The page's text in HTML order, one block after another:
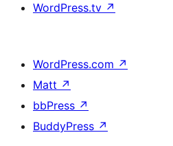
WordPress.tv ↗
WordPress.com ↗
Matt ↗
bbPress ↗
BuddyPress ↗